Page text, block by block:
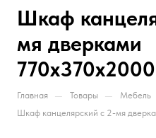
Шкаф
мя дверками
770х370х2000
Главная — Товары — Мебель
Шкаф канцелярский с 2-мя